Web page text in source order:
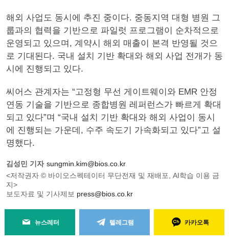
해외 사업도 동시에 추진 중이다. 중동지역 대형 병원 그
룹과의 협력을 기반으로 파일럿 프로그램이 순차적으로
운영되고 있으며, 계약시 해외 매출이 본격 반영될 것으
로 기대된다. 국내 설치 기반 확대와 해외 사업 전개가 동
시에 진행되고 있다.
씨어스 관계자는 “고정형 무선 게이트웨이와 EMR 안정
연동 기술을 기반으로 종합병원 레퍼런스가 빠르게 확대
되고 있다”며 “국내 설치 기반 확대와 해외 사업이 동시
에 진행되는 가운데, 수주 속도기 가속화되고 있다”고 설
명했다.
김성민 기자 sungmin.kim@bios.co.kr
<저작권자 © 바이오스펙테이터 무단전재 및 재배포, AI학습 이용 금
지>
보도자료 및 기사제보 press@bios.co.kr
뉴스레터 텔레그램 카카오톡